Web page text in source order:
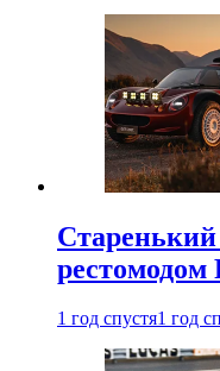
1 год спустя1 год